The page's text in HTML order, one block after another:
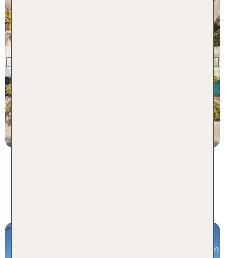
Previous
Top 10 Highlights für deinen Urlaub auf der Antillen